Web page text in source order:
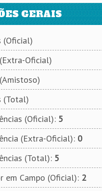
GERAIS
Oficial)
(Oficial): 5
(Extra-Oficial): 0
(Total): 5
em Campo (Oficial): 2